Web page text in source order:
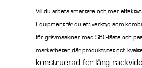
Vill du arbeta smartare och mer
Equipment får du ett verktyg som
för grävmaskiner med S60-fäste och
markarbeten där produktivitet och
konstruerad för lång